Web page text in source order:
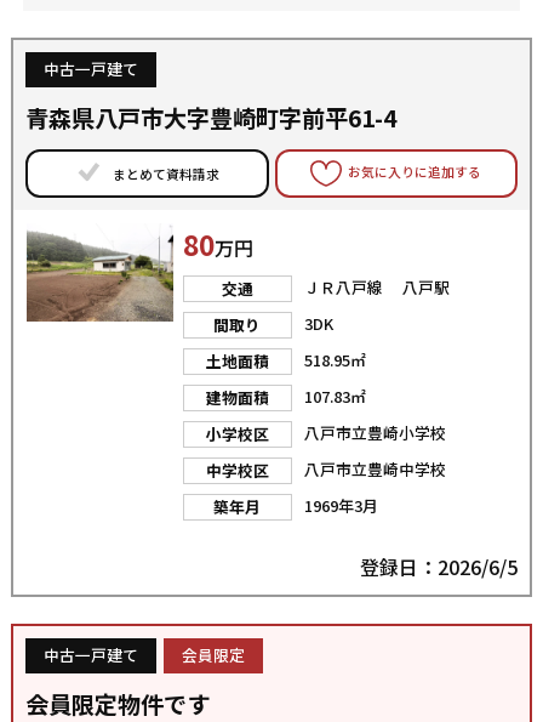
中古一戸建て
青森県八戸市大字豊崎町字前平61-4
まとめて資料請求 お気に入りに追加する
80万円
交通
ＪＲ八戸線 八戸駅
間取り
3DK
土地面積
518.95㎡
建物面積
107.83㎡
小学校区
八戸市立豊崎小学校
中学校区
八戸市立豊崎中学校
築年月
1969年3月
登録日：2026/6/5
中古一戸建て 会員限定
会員限定物件です